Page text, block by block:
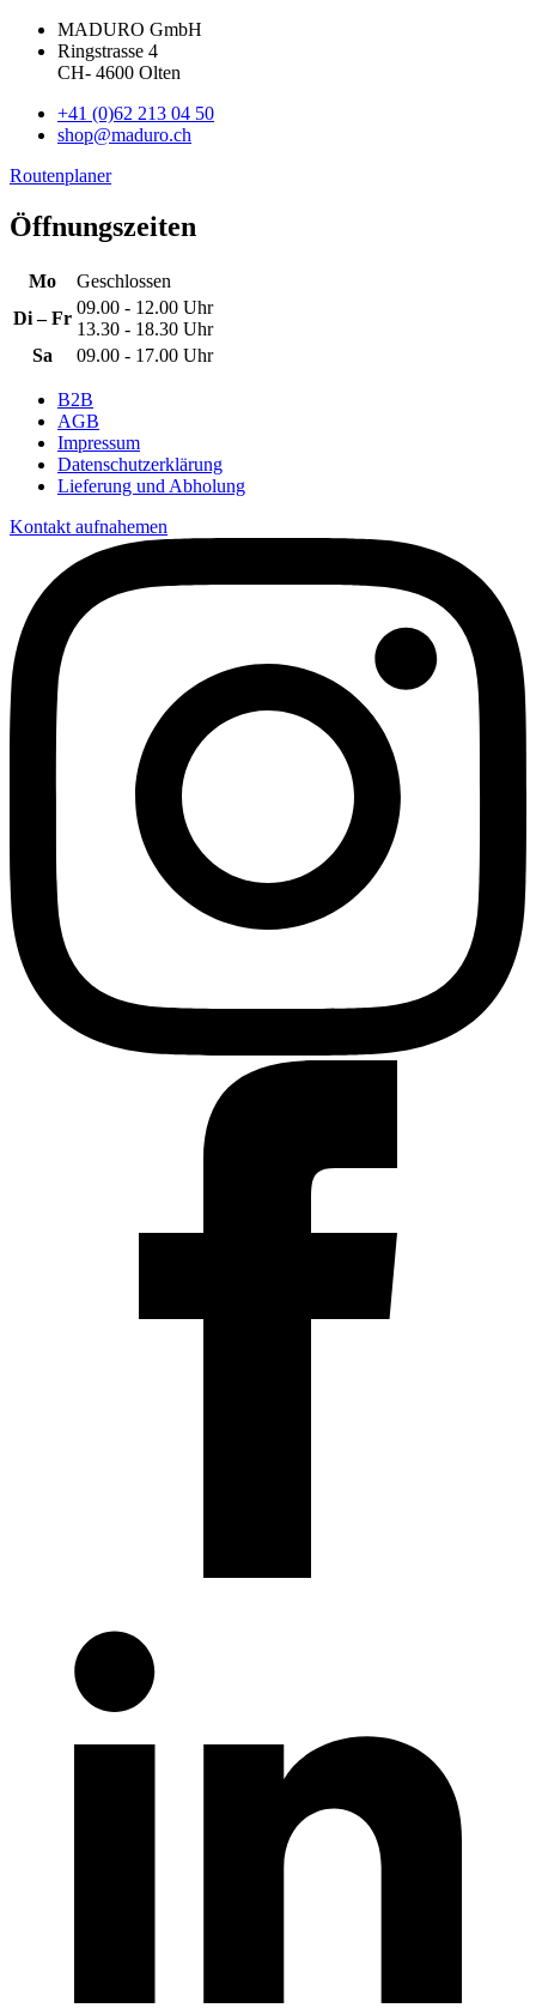
MADURO GmbH
Ringstrasse 4
CH- 4600 Olten
+41 (0)62 213 04 50
shop@maduro.ch
Routenplaner
Öffnungszeiten
Mo
Geschlossen
Di – Fr
09.00 - 12.00 Uhr
13.30 - 18.30 Uhr
Sa
09.00 - 17.00 Uhr
B2B
AGB
Impressum
Datenschutzerklärung
Lieferung und Abholung
Kontakt aufnahemen